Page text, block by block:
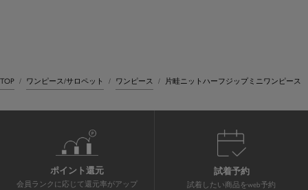
TOP ワンピース/サロペット ワンピース 片畦ニットハーフジップミニワンピース
ポイント還元
会員ランクに応じて還元率がアップ
試着予約
試着したい商品をweb予約